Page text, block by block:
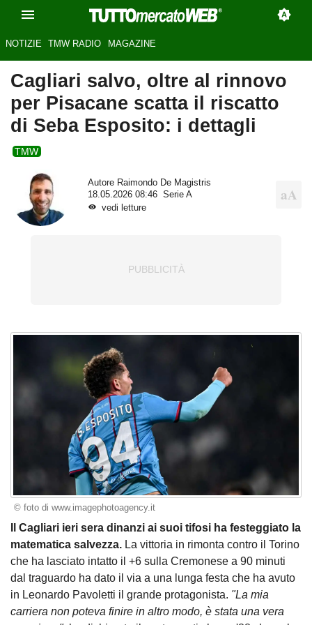
NOTIZIE TMW RADIO MAGAZINE
Cagliari salvo, oltre al rinnovo
per Pisacane scatta il riscatto
di Seba Esposito: i dettagli
TMW
Autore Raimondo De Magistris
18.05.2026 08:46
Serie A
vedi letture
© foto di www.imagephotoagency.it
Il Cagliari ieri sera dinanzi ai suoi tifosi ha festeggiato la
matematica salvezza. La vittoria in rimonta contro il Torino
che ha lasciato intatto il +6 sulla Cremonese a 90 minuti
dal traguardo ha dato il via a una lunga festa che ha avuto
in Leonardo Pavoletti il grande protagonista. "La mia
carriera non poteva finire in altro modo, è stata una vera